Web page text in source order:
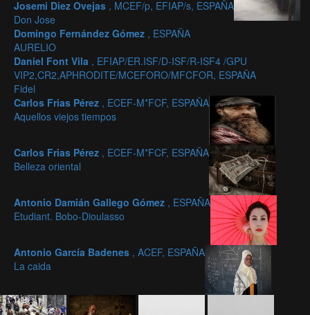
Josemi Diez Ovejas , MCEF/p, EFIAP/s, ESPAÑA
Don Jose
Domingo Fernández Gómez , ESPAÑA
AURELIO
Daniel Font Vila , EFIAP/ER.ISF/D-ISF/R-ISF4 /GPU
VIP2,CR2,APHRODITE/MCEFORO/MFCFOR, ESPAÑA
Fidel
Carlos Frias Pérez , ECEF-M*FCF, ESPAÑA
Aquellos viejos tiempos
Carlos Frias Pérez , ECEF-M*FCF, ESPAÑA
Belleza oriental
Antonio Damián Gallego Gómez , ESPAÑA
Etudiant. Bobo-Dioulasso
Antonio García Badenes , ACEF, ESPAÑA
La caida